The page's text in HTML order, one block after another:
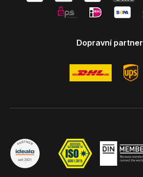
Dopravní partner